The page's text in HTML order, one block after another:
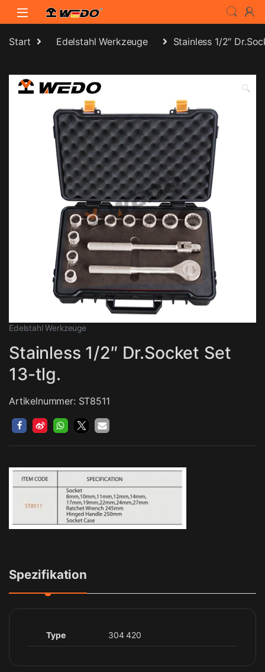
Skip to navigation
Skip to content
Start Edelstahl Werkzeuge Stainless 1/2″
🔍
Edelstahl Werkzeuge
Stainless 1/2″ Dr.Socket Set
13-tlg.
Artikelnummer: ST8511
Spezifikation
Type 304 420